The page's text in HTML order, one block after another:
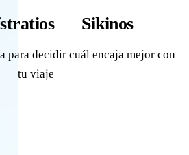
Sikinos
para decidir cuál encaja mejor con
tu viaje